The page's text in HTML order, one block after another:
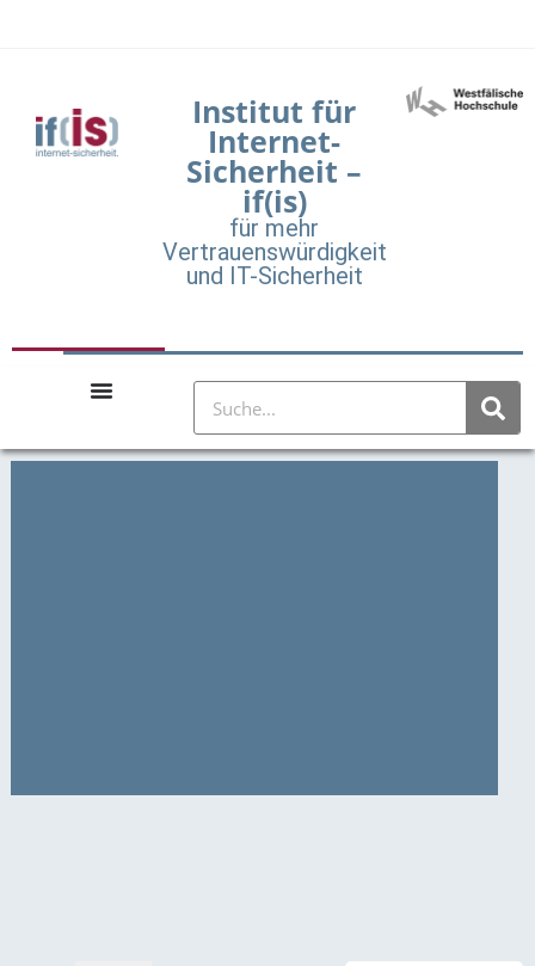
Institut für
Internet-
Sicherheit –
if(is)
für mehr
Vertrauenswürdigkeit
und IT-Sicherheit